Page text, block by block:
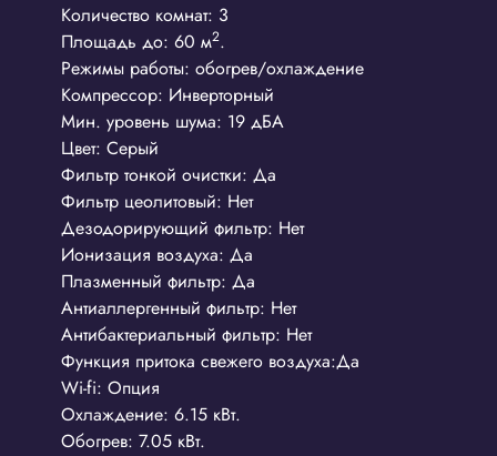
Количество комнат: 3
Площадь до: 60 м2.
Режимы работы: обогрев/охлаждение
Компрессор: Инверторный
Мин. уровень шума: 19 дБА
Цвет: Серый
Фильтр тонкой очистки: Да
Фильтр цеолитовый: Нет
Дезодорирующий фильтр: Нет
Ионизация воздуха: Да
Плазменный фильтр: Да
Антиаллергенный фильтр: Нет
Антибактериальный фильтр: Нет
Функция притока свежего воздуха:Да
Wi-fi: Опция
Охлаждение: 6.15 кВт.
Обогрев: 7.05 кВт.